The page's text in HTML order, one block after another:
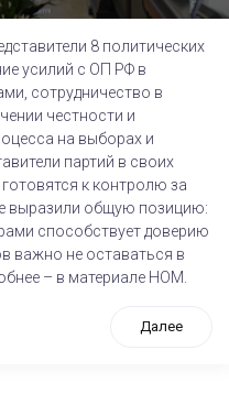
8 политических
усилий с ОП РФ в
сотрудничество в
честности и
на выборах и
партий в своих
к контролю за
выразили общую позицию:
способствует доверию
важно не оставаться в
– в материале НОМ.
Далее